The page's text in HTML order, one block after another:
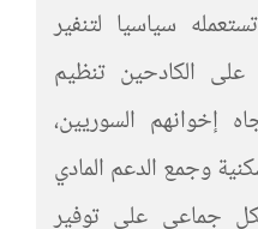
سياسيا لتنفير
الكادحين تنظيم
إخوانهم السوريين،
وجمع الدعم المادي
جماعي على توفير